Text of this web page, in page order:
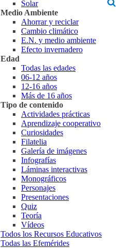
Solar
Medio Ambiente
Ahorrar y reciclar
Cambio climático
E.N. y medio ambiente
Efecto invernadero
Edad
Todas las edades
06-12 años
12-16 años
Más de 16 años
Tipo de contenido
Actividades prácticas
Aprendizaje cooperativo
Curiosidades
Filatelia
Galería de imágenes
Infografías
Láminas interactivas
Monográficos
Personajes
Presentaciones
Quiz
Teoría
Vídeos
Todos los Recursos Educativos
Todas las Efemérides